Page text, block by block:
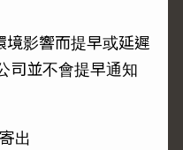
影響而提早或延遲
司並不會提早通知
出